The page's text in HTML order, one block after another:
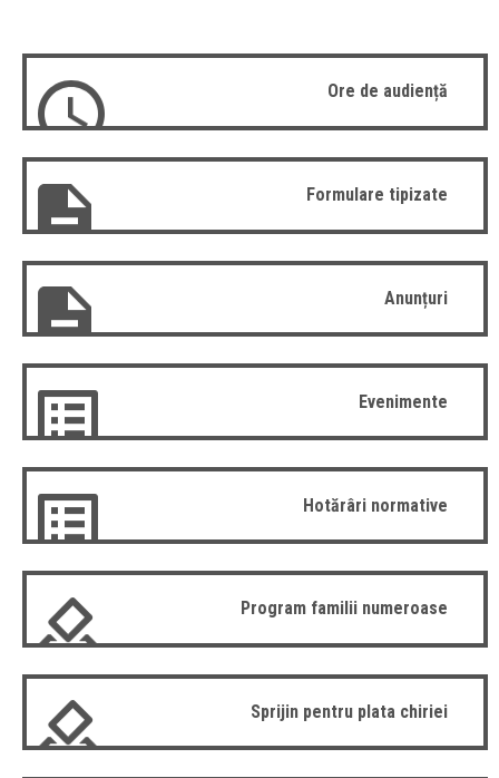
Ore de audiență
Formulare tipizate
Anunțuri
Evenimente
Hotărâri normative
Program familii numeroase
Sprijin pentru plata chiriei